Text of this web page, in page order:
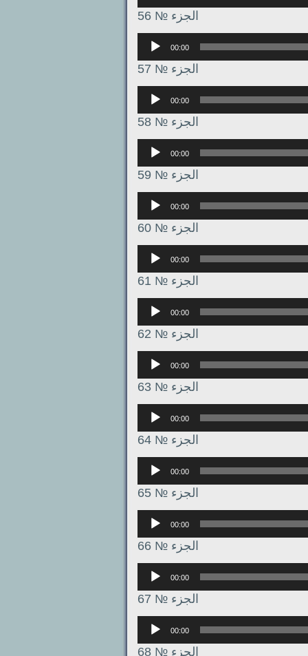
الجزء № 56
Аудиоплеер
00:00
الجزء № 57
Аудиоплеер
00:00
الجزء № 58
Аудиоплеер
00:00
الجزء № 59
Аудиоплеер
00:00
الجزء № 60
Аудиоплеер
00:00
الجزء № 61
Аудиоплеер
00:00
الجزء № 62
Аудиоплеер
00:00
الجزء № 63
Аудиоплеер
00:00
الجزء № 64
Аудиоплеер
00:00
الجزء № 65
Аудиоплеер
00:00
الجزء № 66
Аудиоплеер
00:00
الجزء № 67
Аудиоплеер
00:00
الجزء № 68